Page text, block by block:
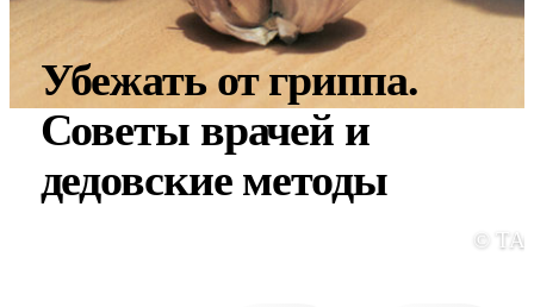
Убежать от гриппа.
Советы врачей и
дедовские методы
©